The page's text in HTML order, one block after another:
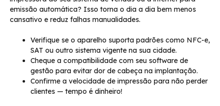
emissão automática? Isso torna o dia a dia bem menos
cansativo e reduz falhas manualidades.
Verifique se o aparelho suporta padrões como NFC-e,
SAT ou outro sistema vigente na sua cidade.
Cheque a compatibilidade com seu software de
gestão para evitar dor de cabeça na implantação.
Confirme a velocidade de impressão para não perder
clientes — tempo é dinheiro!